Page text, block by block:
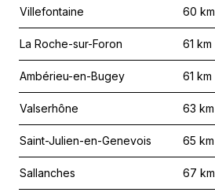
Villefontaine 60 km
La Roche-sur-Foron 61 km
Ambérieu-en-Bugey 61 km
Valserhône 63 km
Saint-Julien-en-Genevois 65 km
Sallanches 67 km